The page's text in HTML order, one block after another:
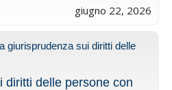
giugno 22, 2026
diritti delle persone con